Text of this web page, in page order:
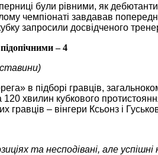
були рівними, як
чемпіонаті завдавав
запросили досвідченого
– 4
в підборі гравців,
120 хвилин кубкового
гравців – вінгери Ксьонз і
та несподівані, але успішні